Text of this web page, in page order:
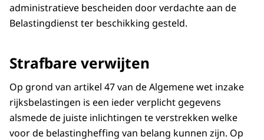
administratieve bescheiden door verdachte aan de
Belastingdienst ter beschikking gesteld.
Strafbare verwijten
Op grond van artikel 47 van de Algemene wet inzake
rijksbelastingen is een ieder verplicht gegevens
alsmede de juiste inlichtingen te verstrekken welke
voor de belastingheffing van belang kunnen zijn. Op